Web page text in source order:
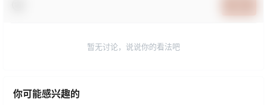
暂无讨论，说说你的看法吧
你可能感兴趣的